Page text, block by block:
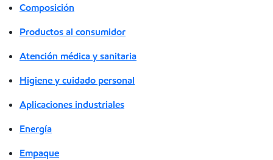
Composición
Productos al consumidor
Atención médica y sanitaria
Higiene y cuidado personal
Aplicaciones industriales
Energía
Empaque